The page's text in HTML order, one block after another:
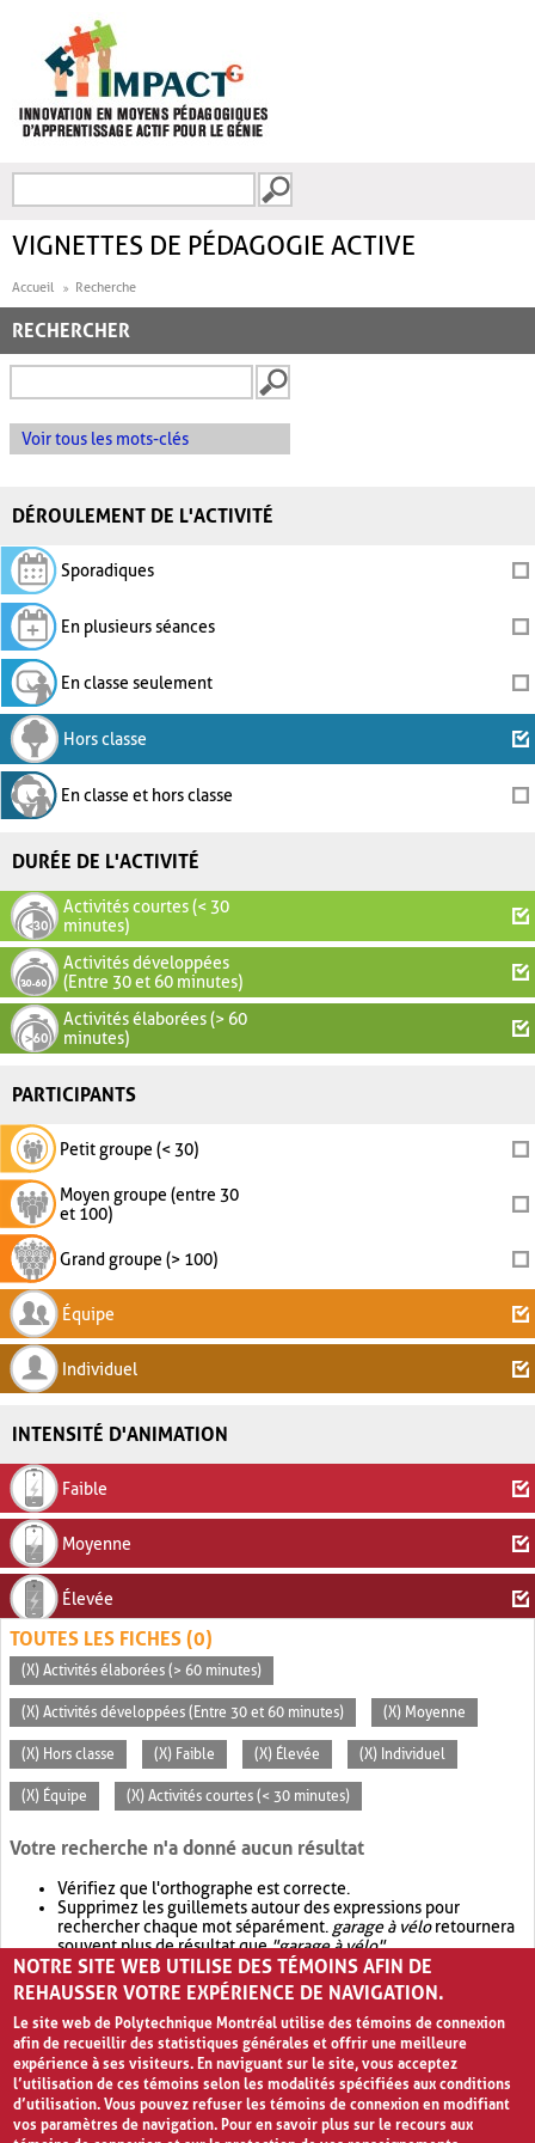
FORMULAIRE DE
VIGNETTES DE PÉDAGOGIE ACTIVE
Accueil Recherche
RECHERCHER
Voir tous les mots-clés
DÉROULEMENT DE L'ACTIVITÉ
Sporadiques
En plusieurs séances
En classe seulement
Hors classe
En classe et hors classe
DURÉE DE L'ACTIVITÉ
Activités courtes (< 30
minutes)
Activités développées
(Entre 30 et 60 minutes)
Activités élaborées (> 60
minutes)
PARTICIPANTS
Petit groupe (< 30)
Moyen groupe (entre 30
et 100)
Grand groupe (> 100)
Équipe
Individuel
INTENSITÉ D'ANIMATION
Faible
Moyenne
Élevée
TOUTES LES FICHES (0)
(X) Activités élaborées (> 60 minutes)
(X) Activités développées (Entre 30 et 60 minutes) (X) Moyenne
(X) Hors classe (X) Faible (X) Élevée (X) Individuel
(X) Équipe (X) Activités courtes (< 30 minutes)
Votre recherche n'a donné aucun résultat
Vérifiez que l'orthographe est correcte.
Supprimez les guillemets autour des expressions pour
rechercher chaque mot séparément. garage à véloretournera
souvent plus de résultat que"garage à vélo".
Envisagez d'élargir votre recherche avec OR.garage OR vélo
retournera souvent plus de résultat quegarage à vélo
NOTRE SITE WEB UTILISE DES TÉMOINS AFIN DE
REHAUSSER VOTRE EXPÉRIENCE DE NAVIGATION.
Le site web de Polytechnique Montréal utilise des témoins de connexion
afin de recueillir des statistiques générales et offrir une meilleure
expérience à ses visiteurs. En naviguant sur le site, vous acceptez
l’utilisation de ces témoins selon les modalités spécifiées aux conditions
d’utilisation. Vous pouvez refuser les témoins de connexion en modifiant
vos paramètres de navigation. Pour en savoir plus sur le recours aux